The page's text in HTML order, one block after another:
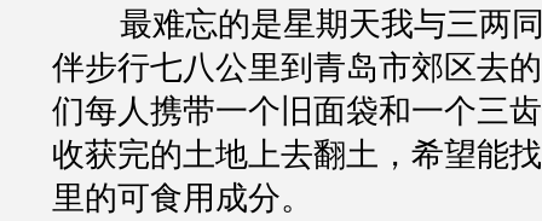
最难忘的是星期天我与三两
伴步行七八公里到青岛市郊区去
们每人携带一个旧面袋和一个三
收获完的土地上去翻土，希望能
里的可食用成分。